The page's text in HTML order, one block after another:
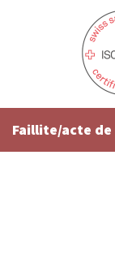
Faillite/acte